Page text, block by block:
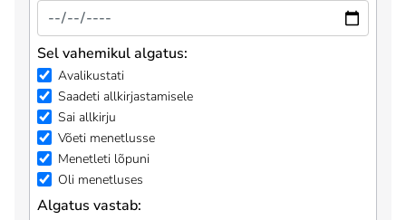
Sel vahemikul algatus:
Avalikustati
Saadeti allkirjastamisele
Sai allkirju
Võeti menetlusse
Menetleti lõpuni
Oli menetluses
Algatus vastab: